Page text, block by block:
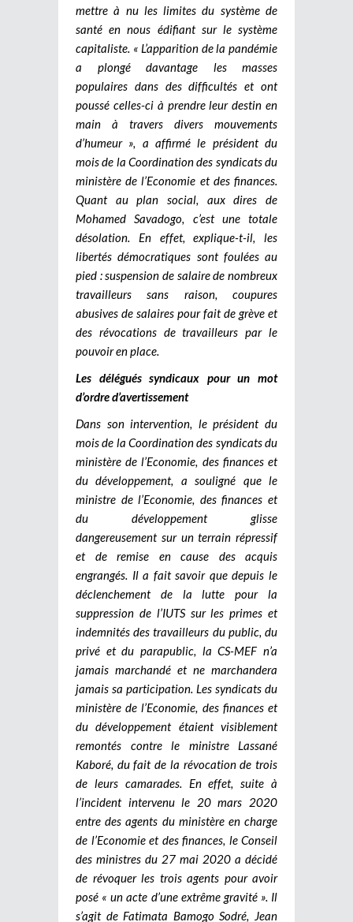
mettre à nu les limites du système de
santé en nous édifiant sur le système
capitaliste. « L’apparition de la pandémie
a plongé davantage les masses
populaires dans des difficultés et ont
poussé celles-ci à prendre leur destin en
main à travers divers mouvements
d’humeur », a affirmé le président du
mois de la Coordination des syndicats du
ministère de l’Economie et des finances.
Quant au plan social, aux dires de
Mohamed Savadogo, c’est une totale
désolation. En effet, explique-t-il, les
libertés démocratiques sont foulées au
pied : suspension de salaire de nombreux
travailleurs sans raison, coupures
abusives de salaires pour fait de grève et
des révocations de travailleurs par le
pouvoir en place.
Les délégués syndicaux pour un mot
d’ordre d’avertissement
Dans son intervention, le président du
mois de la Coordination des syndicats du
ministère de l’Economie, des finances et
du développement, a souligné que le
ministre de l’Economie, des finances et
du développement glisse
dangereusement sur un terrain répressif
et de remise en cause des acquis
engrangés. Il a fait savoir que depuis le
déclenchement de la lutte pour la
suppression de l’IUTS sur les primes et
indemnités des travailleurs du public, du
privé et du parapublic, la CS-MEF n’a
jamais marchandé et ne marchandera
jamais sa participation. Les syndicats du
ministère de l’Economie, des finances et
du développement étaient visiblement
remontés contre le ministre Lassané
Kaboré, du fait de la révocation de trois
de leurs camarades. En effet, suite à
l’incident intervenu le 20 mars 2020
entre des agents du ministère en charge
de l’Economie et des finances, le Conseil
des ministres du 27 mai 2020 a décidé
de révoquer les trois agents pour avoir
posé « un acte d’une extrême gravité ». Il
s’agit de Fatimata Bamogo Sodré, Jean